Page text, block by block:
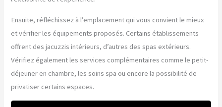
Ensuite, réfléchissez à l’emplacement qui vous convient le mieux
et vérifier les équipements proposés. Certains établissements
offrent des jacuzzis intérieurs, d’autres des spas extérieurs.
Vérifiez également les services complémentaires comme le petit-
déjeuner en chambre, les soins spa ou encore la possibilité de
privatiser certains espaces.